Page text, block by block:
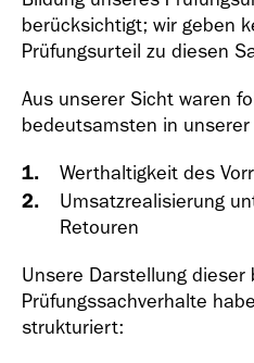
berücksichtigt; wir geben
Prüfungsurteil zu diesen
Aus unserer Sicht waren
bedeutsamsten in unserer
Werthaltigkeit des
Umsatzrealisierung
Retouren
Unsere Darstellung dieser
Prüfungssachverhalte
strukturiert: